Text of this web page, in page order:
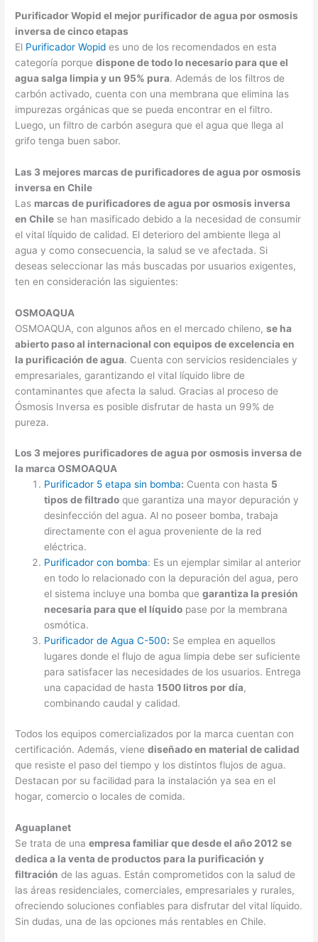
Purificador Wopid el mejor purificador de agua por osmosis
inversa de cinco etapas
El Purificador Wopid es uno de los recomendados en esta
categoría porquedispone de todo lo necesario para que el
agua salga limpia y un 95% pura. Además de los filtros de
carbón activado, cuenta con una membrana que elimina las
impurezas orgánicas que se pueda encontrar en el filtro.
Luego, un filtro de carbón asegura que el agua que llega al
grifo tenga buen sabor.
Las 3 mejores marcas de purificadores de agua por osmosis
inversa en Chile
Las marcas de purificadores de agua por osmosis inversa
en Chile se han masificado debido a la necesidad de consumir
el vital líquido de calidad. El deterioro del ambiente llega al
agua y como consecuencia, la salud se ve afectada. Si
deseas seleccionar las más buscadas por usuarios exigentes,
ten en consideración las siguientes:
OSMOAQUA
OSMOAQUA, con algunos años en el mercado chileno,se ha
abierto paso al internacional con equipos de excelencia en
la purificación de agua. Cuenta con servicios residenciales y
empresariales, garantizando el vital líquido libre de
contaminantes que afecta la salud. Gracias al proceso de
Ósmosis Inversa es posible disfrutar de hasta un 99% de
pureza.
Los 3 mejores purificadores de agua por osmosis inversa de
la marca OSMOAQUA
Purificador 5 etapa sin bomba: Cuenta con hasta 5
tipos de filtrado que garantiza una mayor depuración y
desinfección del agua. Al no poseer bomba, trabaja
directamente con el agua proveniente de la red
eléctrica.
Purificador con bomba: Es un ejemplar similar al anterior
en todo lo relacionado con la depuración del agua, pero
el sistema incluye una bomba quegarantiza la presión
necesaria para que el líquido pase por la membrana
osmótica.
Purificador de Agua C-500: Se emplea en aquellos
lugares donde el flujo de agua limpia debe ser suficiente
para satisfacer las necesidades de los usuarios. Entrega
una capacidad de hasta1500 litros por día,
combinando caudal y calidad.
Todos los equipos comercializados por la marca cuentan con
certificación. Además, vienediseñado en material de calidad
que resiste el paso del tiempo y los distintos flujos de agua.
Destacan por su facilidad para la instalación ya sea en el
hogar, comercio o locales de comida.
Aguaplanet
Se trata de unaempresa familiar que desde el año 2012 se
dedica a la venta de productos para la purificación y
filtración de las aguas. Están comprometidos con la salud de
las áreas residenciales, comerciales, empresariales y rurales,
ofreciendo soluciones confiables para disfrutar del vital líquido.
Sin dudas, una de las opciones más rentables en Chile.